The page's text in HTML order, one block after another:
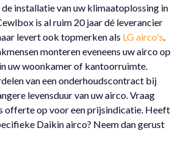
installatie van uw klimaatoplossing in
is al ruim 20 jaar dé leverancier
levert ook topmerken als LG airco's.
monteren eveneens uw airco op
uw woonkamer of kantoorruimte.
van een onderhoudscontract bij
levensduur van uw airco. Vraag
offerte op voor een prijsindicatie. Heeft
Daikin airco? Neem dan gerust